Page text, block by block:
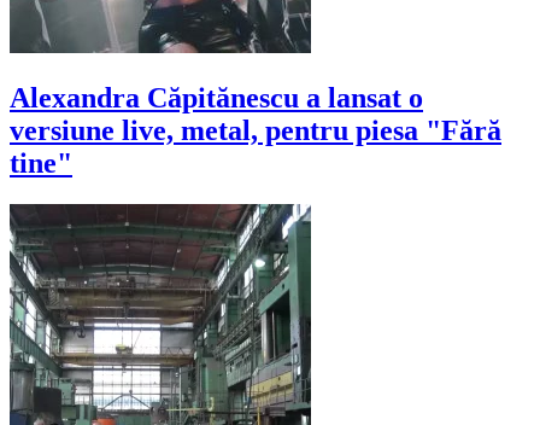
Alexandra Căpitănescu a lansat o
versiune live, metal, pentru piesa "Fără
tine"